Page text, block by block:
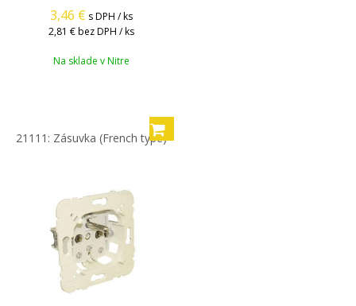
3,46 € s DPH / ks
2,81 € bez DPH / ks
Na sklade v Nitre
21111: Zásuvka (French type)